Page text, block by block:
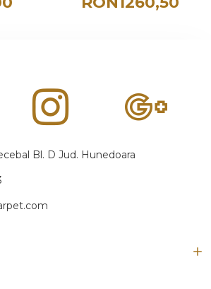
Bl. D Jud. Hunedoara